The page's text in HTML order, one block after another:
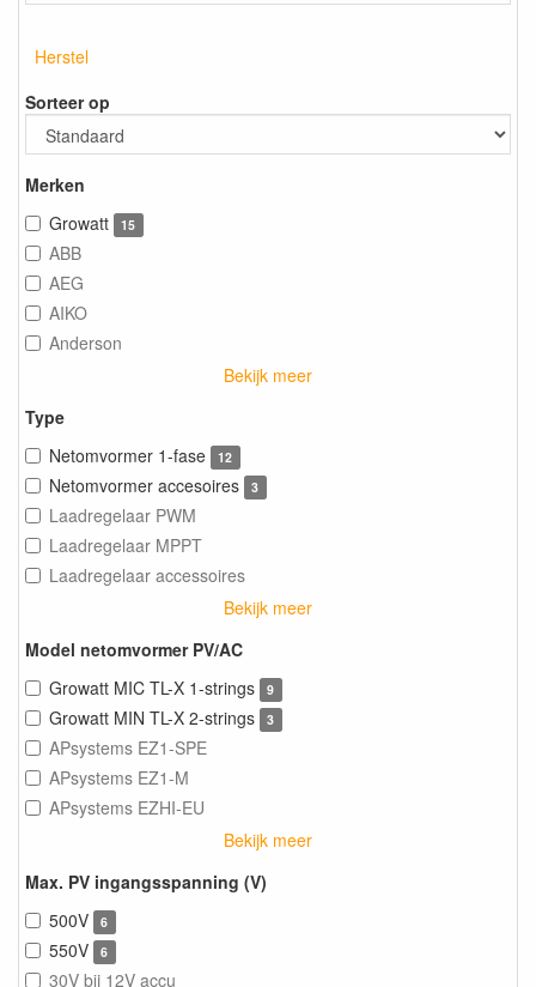
Herstel
Sorteer op
Merken
Growatt
15
ABB
AEG
AIKO
Anderson
Bekijk meer
Type
Netomvormer 1-fase
12
Netomvormer accesoires 3
Laadregelaar PWM
Laadregelaar MPPT
Laadregelaar accessoires
Bekijk meer
Model netomvormer PV/AC
Growatt MIC TL-X 1-strings
9
Growatt MIN TL-X 2-strings 3
APsystems EZ1-SPE
APsystems EZ1-M
APsystems EZHI-EU
Bekijk meer
Max. PV ingangsspanning (V)
500V
6
550V 6
30V bij 12V accu